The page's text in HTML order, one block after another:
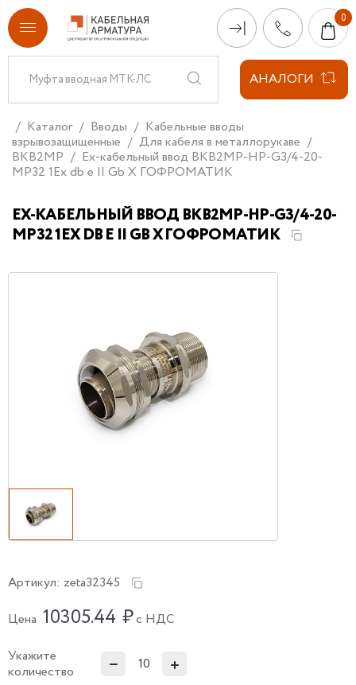
АНАЛОГИ
Каталог Вводы
Кабельные вводы
взрывозащищенные
Для кабеля в металлорукаве
ВКВ2МР
Ех-кабельный ввод ВКВ2МР-НР-G3/4-20-
МР32 1Ex db e II Gb X ГОФРОМАТИК
ЕХ-КАБЕЛЬНЫЙ ВВОД ВКВ2МР-НР-G3/4-20-
МР32 1EX DB E II GB X ГОФРОМАТИК
Артикул: zeta32345
Цена 10305.44 ₽с НДС
Укажите
количество